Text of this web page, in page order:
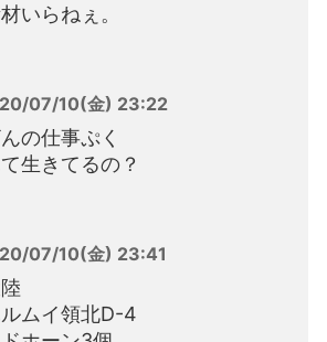
いらねぇ。
07/10(金) 23:22
の仕事ぷく
生きてるの？
07/10(金) 23:41
ムイ領北D-4